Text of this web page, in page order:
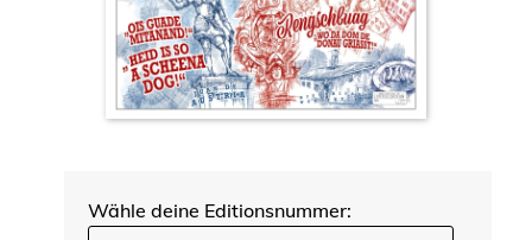
Wähle deine Editionsnummer: